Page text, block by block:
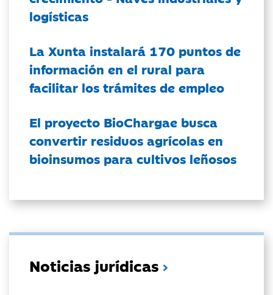
logísticas
La Xunta instalará 170 puntos de
información en el rural para
facilitar los trámites de empleo
El proyecto BioChargae busca
convertir residuos agrícolas en
bioinsumos para cultivos leñosos
Noticias jurídicas